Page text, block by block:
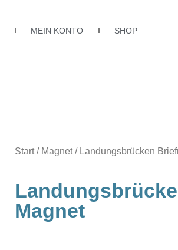
MEIN KONTO SHOP
Start/ Magnet/ Landungsbrücken
Magnet